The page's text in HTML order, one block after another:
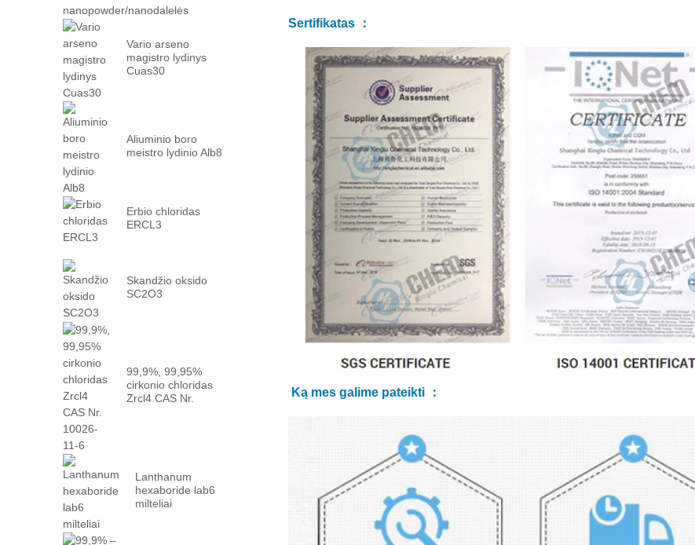
Vario arseno
magistro lydinys
Cuas30
Aliuminio boro
meistro lydinio Alb8
Erbio chloridas
ERCL3
Skandžio oksido
SC2O3
99,9%, 99,95%
cirkonio chloridas
Zrcl4 CAS Nr.
Lanthanum
hexaboride lab6
milteliai
Sertifikatas ：
Ką mes galime pateikti ：